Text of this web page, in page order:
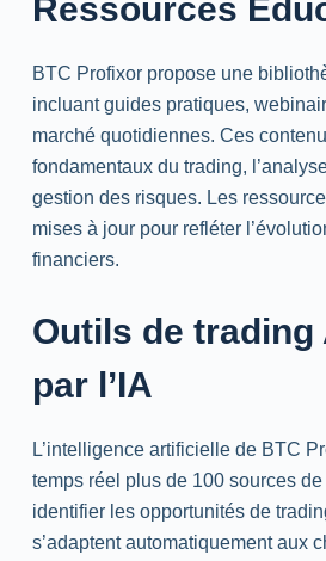
Ressources
BTC Profixor propose une
incluant guides pratiques,
marché quotidiennes. Ces
fondamentaux du trading,
gestion des risques. Les
mises à jour pour refléter
financiers.
Outils de trading
par l’IA
L’intelligence artificielle de BTC
temps réel plus de 100 sources
identifier les opportunités de
s’adaptent automatiquement aux